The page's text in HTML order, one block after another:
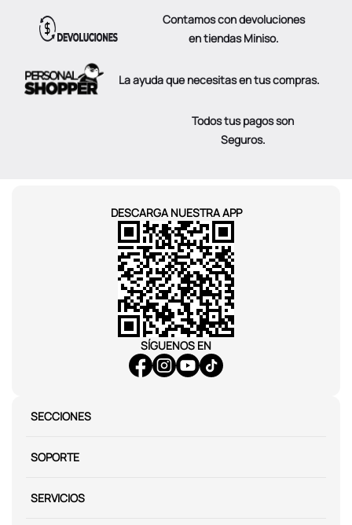
Contamos con devoluciones
en tiendas Miniso.
La ayuda que necesitas en tus compras.
Todos tus pagos son
Seguros.
DESCARGA NUESTRA APP
SÍGUENOS EN
SECCIONES
SOPORTE
SERVICIOS